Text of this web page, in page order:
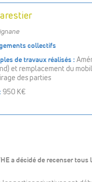
collectifs
de travaux réalisés :
et remplacement du
des parties
950 K€
a décidé de recenser